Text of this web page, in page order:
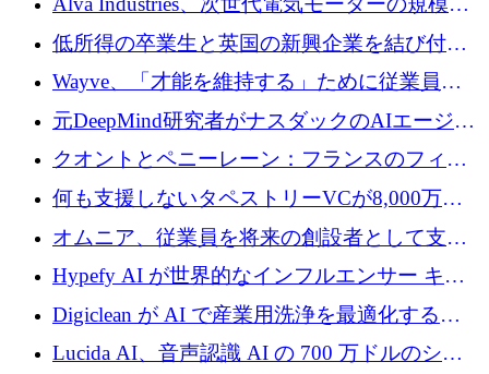
大に 1,600 万ユーロを調達
低所得の卒業生と英国の新興企業を結び付け
るためにCommon Pathを開始
Wayve、「才能を維持する」ために従業員に
8,500万ドルの株式公開買い付けを実施
元DeepMind研究者がナスダックのAIエージェ
ントを拡張するためにCreandumの資金調達で
記録を獲得
クオントとペニーレーン：フランスのフィン
テックの友人と敵
何も支援しないタペストリーVCが8,000万ド
ルの資金を調達、ロンドン事務所を開設
オムニア、従業員を将来の創設者として支援
するために Firedrop でファンドを立ち上げる
Hypefy AI が世界的なインフルエンサー キャ
ンペーンを自動化するためにシリーズ A で
720 万ドルを調達
Digiclean が AI で産業用洗浄を最適化するた
めに 250 万ユーロを調達
Lucida AI、音声認識 AI の 700 万ドルのシー